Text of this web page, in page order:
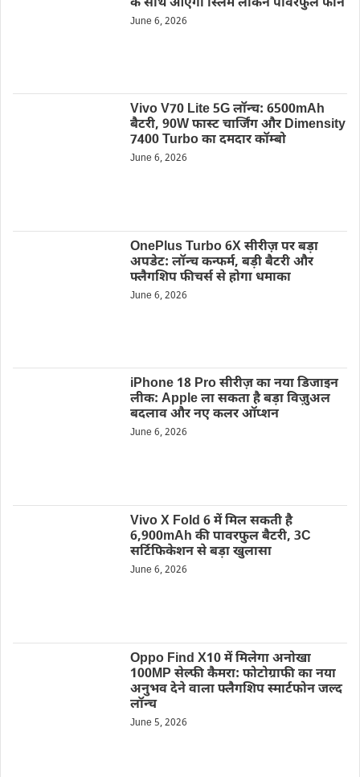
June 6, 2026
Vivo V70 Lite 5G लॉन्च: 6500mAh
बैटरी, 90W फास्ट चार्जिंग और Dimensity
7400 Turbo का दमदार कॉम्बो
June 6, 2026
OnePlus Turbo 6X सीरीज़ पर बड़ा
अपडेट: लॉन्च कन्फर्म, बड़ी बैटरी और
फ्लैगशिप फीचर्स से होगा धमाका
June 6, 2026
iPhone 18 Pro सीरीज़ का नया डिजाइन
लीक: Apple ला सकता है बड़ा विज़ुअल
बदलाव और नए कलर ऑप्शन
June 6, 2026
Vivo X Fold 6 में मिल सकती है
6,900mAh की पावरफुल बैटरी, 3C
सर्टिफिकेशन से बड़ा खुलासा
June 6, 2026
Oppo Find X10 में मिलेगा अनोखा
100MP सेल्फी कैमरा: फोटोग्राफी का नया
अनुभव देने वाला फ्लैगशिप स्मार्टफोन जल्द
लॉन्च
June 5, 2026